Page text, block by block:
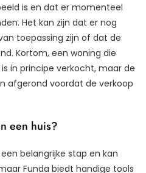
is en dat er momenteel
Het kan zijn dat er nog
toepassing zijn of dat de
Kortom, een woning die
in principe verkocht, maar de
afgerond voordat de verkoop
een huis?
belangrijke stap en kan
Funda biedt handige tools